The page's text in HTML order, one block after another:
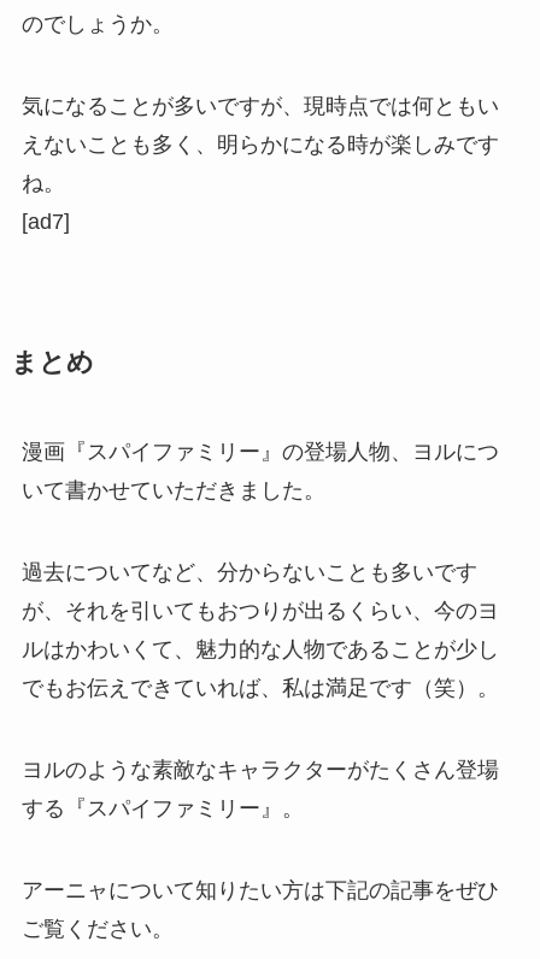
のでしょうか。
気になることが多いですが、現時点では何ともい
えないことも多く、明らかになる時が楽しみです
ね。
[ad7]
まとめ
漫画『スパイファミリー』の登場人物、ヨルにつ
いて書かせていただきました。
過去についてなど、分からないことも多いです
が、それを引いてもおつりが出るくらい、今のヨ
ルはかわいくて、魅力的な人物であることが少し
でもお伝えできていれば、私は満足です（笑）。
ヨルのような素敵なキャラクターがたくさん登場
する『スパイファミリー』。
アーニャについて知りたい方は下記の記事をぜひ
ご覧ください。